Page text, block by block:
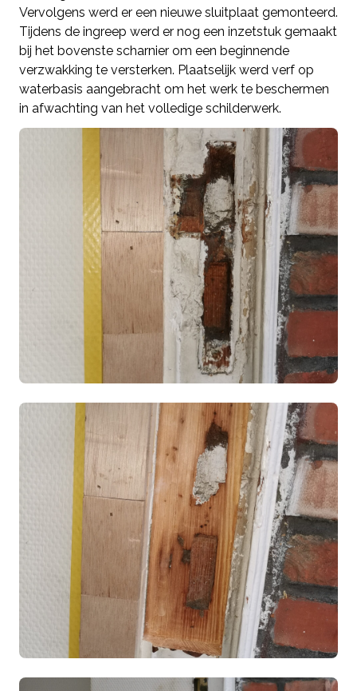
Vervolgens werd er een nieuwe sluitplaat gemonteerd.
Tijdens de ingreep werd er nog een inzetstuk gemaakt
bij het bovenste scharnier om een beginnende
verzwakking te versterken. Plaatselijk werd verf op
waterbasis aangebracht om het werk te beschermen
in afwachting van het volledige schilderwerk.